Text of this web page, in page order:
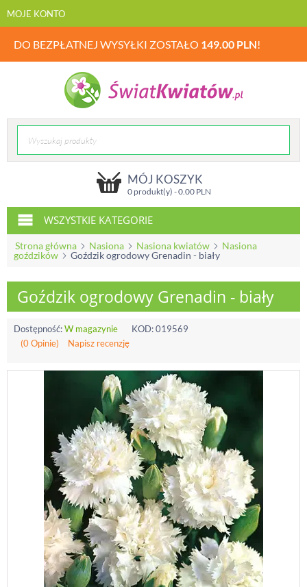
MOJE KONTO
DO BEZPŁATNEJ WYSYŁKI ZOSTAŁO 149.00 PLN!
MÓJ KOSZYK
0 produkt(y) -0.00PLN
WSZYSTKIE KATEGORIE
Strona główna Nasiona Nasiona kwiatów
Nasiona
goździków
Goździk ogrodowy Grenadin - biały
Goździk ogrodowy Grenadin - biały
Dostępność:W magazynie KOD:019569
(0 Opinie)
Napisz recenzję